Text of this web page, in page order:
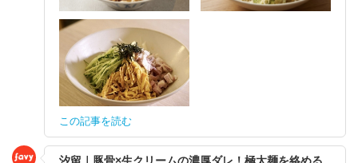
この記事を読む